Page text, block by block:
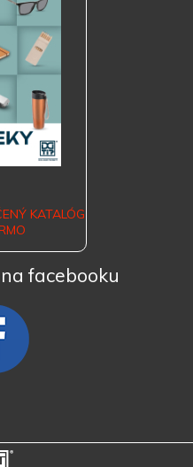
KATALÓG
facebooku